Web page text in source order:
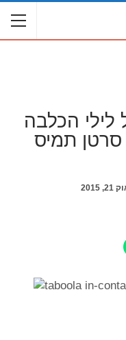
הכלבה
תמיס
2015